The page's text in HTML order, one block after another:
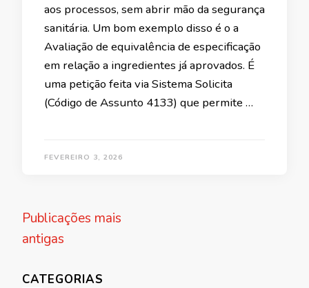
aos processos, sem abrir mão da segurança
sanitária. Um bom exemplo disso é o a
Avaliação de equivalência de especificação
em relação a ingredientes já aprovados. É
uma petição feita via Sistema Solicita
(Código de Assunto 4133) que permite …
FEVEREIRO 3, 2026
Navegação
por
Publicações mais
antigas
CATEGORIAS